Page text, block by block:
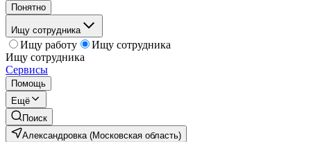
Понятно
Ищу сотрудника
Ищу работу
Ищу сотрудника
Ищу сотрудника
Сервисы
Помощь
Ещё
Поиск
Александровка (Московская область)